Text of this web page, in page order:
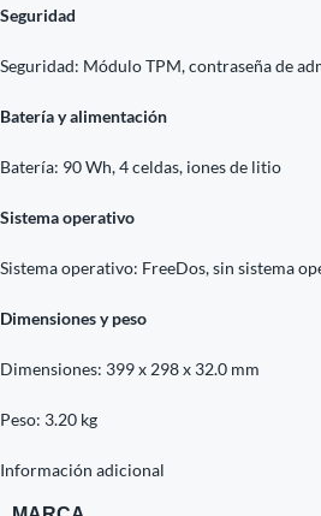
Seguridad
Seguridad: Módulo TPM, contraseña de
Batería y alimentación
Batería: 90 Wh, 4 celdas, iones de litio
Sistema operativo
Sistema operativo: FreeDos, sin sistema
Dimensiones y peso
Dimensiones: 399 x 298 x 32.0 mm
Peso: 3.20 kg
Información adicional